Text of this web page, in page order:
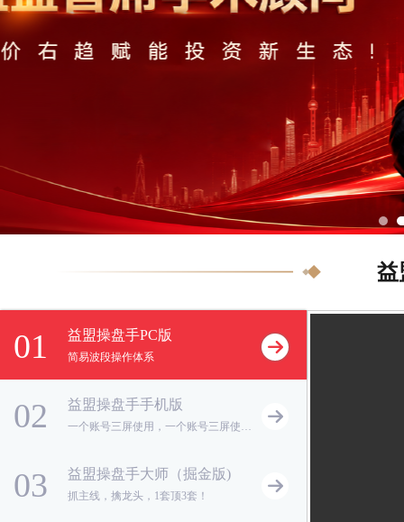
益
01 益盟操盘手PC版
简易波段操作体系
02 益盟操盘手手机版
一个账号三屏使用，一个账号三屏使
03 益盟操盘手大师（掘金版)
抓主线，擒龙头，1套顶3套！